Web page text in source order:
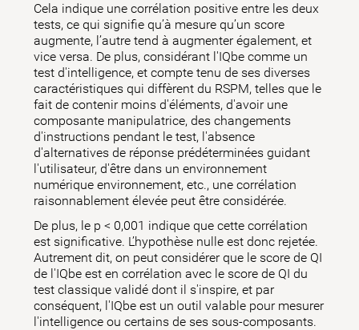
Cela indique une corrélation positive entre les deux
tests, ce qui signifie qu’à mesure qu’un score
augmente, l’autre tend à augmenter également, et
vice versa. De plus, considérant l'IQbe comme un
test d'intelligence, et compte tenu de ses diverses
caractéristiques qui diffèrent du RSPM, telles que le
fait de contenir moins d'éléments, d'avoir une
composante manipulatrice, des changements
d'instructions pendant le test, l'absence
d'alternatives de réponse prédéterminées guidant
l'utilisateur, d'être dans un environnement
numérique environnement, etc., une corrélation
raisonnablement élevée peut être considérée.
De plus, le p < 0,001 indique que cette corrélation
est significative. L’hypothèse nulle est donc rejetée.
Autrement dit, on peut considérer que le score de QI
de l'IQbe est en corrélation avec le score de QI du
test classique validé dont il s'inspire, et par
conséquent, l'IQbe est un outil valable pour mesurer
l'intelligence ou certains de ses sous-composants.